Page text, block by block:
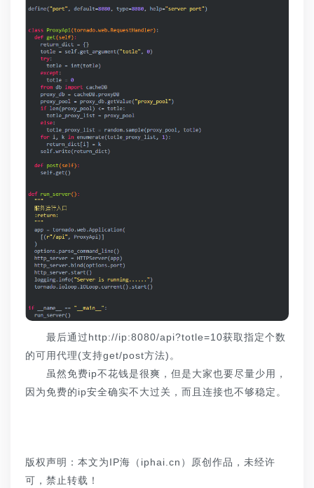
最后通过http://ip:8080/api?totle=10获取指定个数
的可用代理(支持get/post方法)。
虽然免费ip不花钱是很爽，但是大家也要尽量少用，
因为免费的ip安全确实不大过关，而且连接也不够稳定。
版权声明：本文为IP海（iphai.cn）原创作品，未经许
可，禁止转载！